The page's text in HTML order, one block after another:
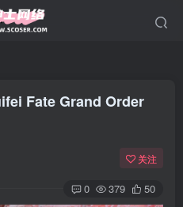
Fate Grand Order
关注
0 379 50